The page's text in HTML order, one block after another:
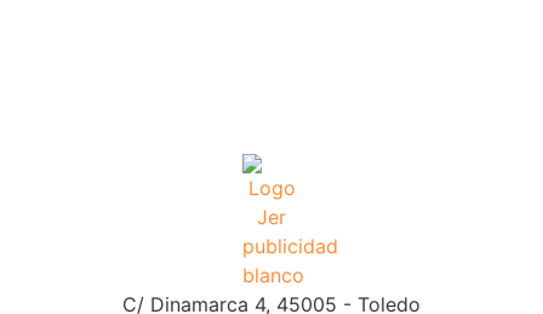
C/ Dinamarca 4, 45005 - Toledo